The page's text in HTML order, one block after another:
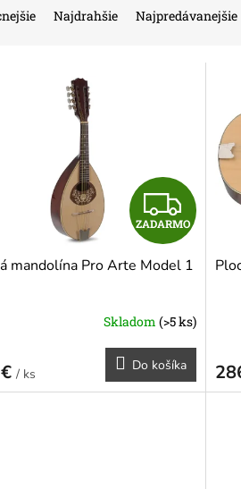
Najdrahšie Najpredávanejšie
Z
A
D
A
R
M
ZADARMO
mandolína Pro Arte Model 1
Skladom (>5 ks)
/ ks
Do košíka